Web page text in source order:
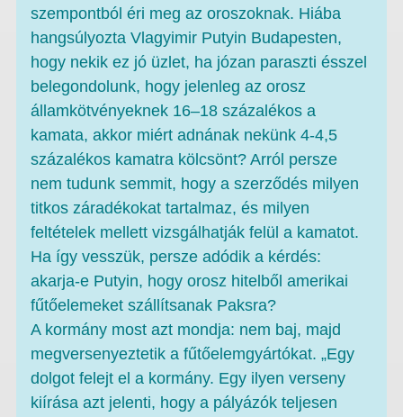
szempontból éri meg az oroszoknak. Hiába
hangsúlyozta Vlagyimir Putyin Budapesten,
hogy nekik ez jó üzlet, ha józan paraszti ésszel
belegondolunk, hogy jelenleg az orosz
államkötvényeknek 16–18 százalékos a
kamata, akkor miért adnának nekünk 4-4,5
százalékos kamatra kölcsönt? Arról persze
nem tudunk semmit, hogy a szerződés milyen
titkos záradékokat tartalmaz, és milyen
feltételek mellett vizsgálhatják felül a kamatot.
Ha így vesszük, persze adódik a kérdés:
akarja-e Putyin, hogy orosz hitelből amerikai
fűtőelemeket szállítsanak Paksra?
A kormány most azt mondja: nem baj, majd
megversenyeztetik a fűtőelemgyártókat. „Egy
dolgot felejt el a kormány. Egy ilyen verseny
kiírása azt jelenti, hogy a pályázók teljesen